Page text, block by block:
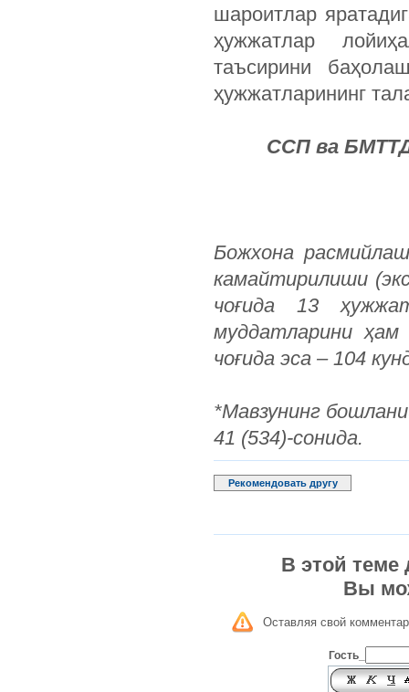
шароитлар
ҳужжатлар
таъсирини
ҳужжатларининг
ССП ва
Божхона
камайтирилиши
чоғида 13
муддатларини ҳам
чоғида эса – 104
*Мавзунинг
41 (534)-сонида.
Рекомендовать другу
В этой теме
Вы
Оставляя свой
Гость_